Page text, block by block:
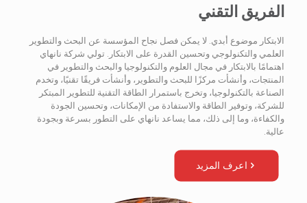
الفريق التقني
الابتكار موضوع أبدي. لا يمكن فصل نجاح المؤسسة عن البحث والتطوير
العلمي والتكنولوجي وتحسين القدرة على الابتكار. تولي شركة نانهاي
اهتمامًا بالابتكار في مجال العلوم والتكنولوجيا والبحث والتطوير في
المنتجات، وأنشأت مركزًا للبحث والتطوير، وأنشأت فريقًا تقنيًا، وتخدم
الصناعة بالتكنولوجيا، وتخرج باستمرار الطاقة التقنية للتطوير المبتكر
للشركة، وتوفير الطاقة والاستفادة من الإمكانات، وتحسين الجودة
والكفاءة، وما إلى ذلك، مما يساعد نانهاي على التطور بسرعة وبجودة
عالية.
اعرف المزيد